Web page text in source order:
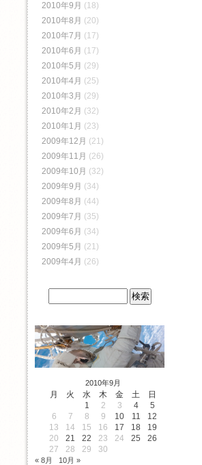
2010年9月 (18)
2010年8月 (20)
2010年7月 (17)
2010年6月 (17)
2010年5月 (29)
2010年4月 (25)
2010年3月 (29)
2010年2月 (32)
2010年1月 (23)
2009年12月 (21)
2009年11月 (26)
2009年10月 (32)
2009年9月 (34)
2009年8月 (44)
2009年7月 (35)
2009年6月 (34)
2009年5月 (21)
2009年4月 (26)
2010年9月
月 火 水 木 金 土
日
1
2 3 4
5
6
7 8 9 10 11
12
13
14 15 16 17 18
19
20
21 22 23 24 25
26
27
28 29 30
« 8月 10月 »